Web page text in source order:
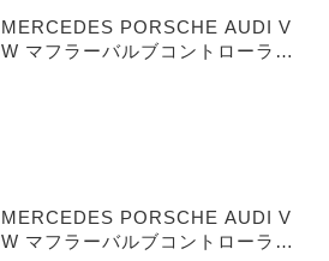
MERCEDES PORSCHE AUDI V
W マフラーバルブコントローラー
MERCEDES PORSCHE AUDI V
W マフラーバルブコントローラー